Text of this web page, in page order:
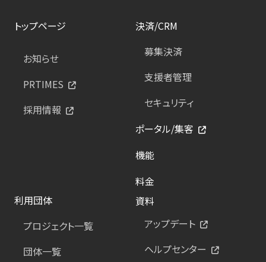
トップページ
お知らせ
PRTIMES
採用情報
決済/CRM
募集決済
支援者管理
セキュリティ
ポータル/集客
機能
料金
利用団体
プロジェクト一覧
団体一覧
資料
アップデート
ヘルプセンター